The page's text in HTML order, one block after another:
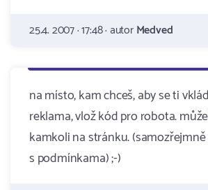
25.4. 2007 · 17:48 · autorMedved
na místo, kam chceš, aby se ti
reklama, vlož kód pro robota.
kamkoli na stránku.
s podmínkama) ;-)